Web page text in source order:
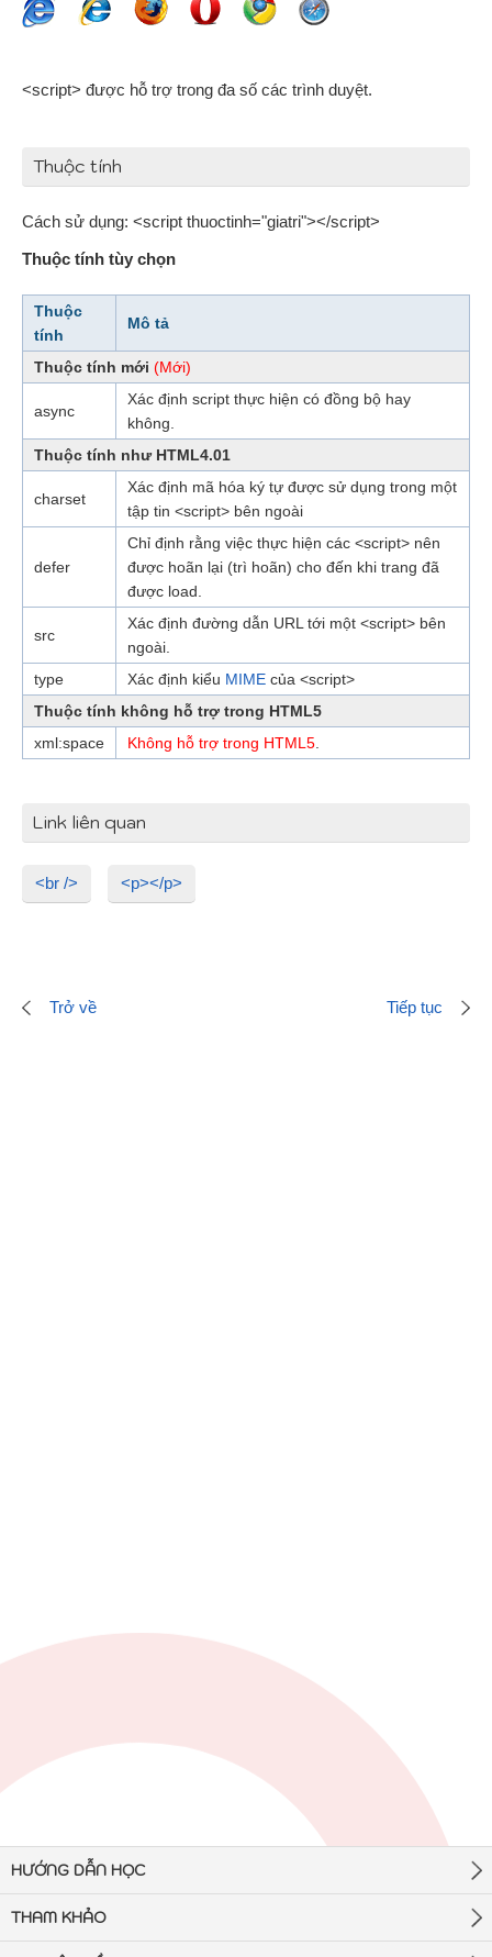
<script> được hỗ trợ trong đa số các trình duyệt.
Thuộc tính
Cách sử dụng: <script thuoctinh="giatri"></script>
Thuộc tính tùy chọn
Thuộc
tính
Mô tả
Thuộc tính mới (Mới)
async
Xác định script thực hiện có đồng bộ hay
không.
Thuộc tính như HTML4.01
charset
Xác định mã hóa ký tự được sử dụng trong một
tập tin <script> bên ngoài
defer
Chỉ định rằng việc thực hiện các <script> nên
được hoãn lại (trì hoãn) cho đến khi trang đã
được load.
src
Xác định đường dẫn URL tới một <script> bên
ngoài.
type
Xác định kiểu MIME của <script>
Thuộc tính không hỗ trợ trong HTML5
xml:space
Không hỗ trợ trong HTML5
Link liên quan
<br /> <p></p>
Trở về Tiếp tục
HƯỚNG DẪN HỌC
THAM KHẢO